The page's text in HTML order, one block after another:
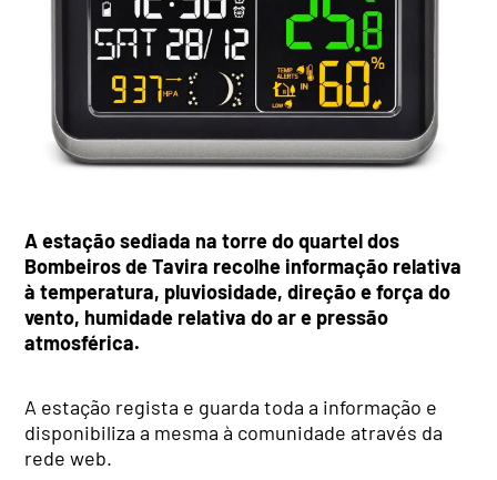
A estação sediada na torre do quartel dos
Bombeiros de Tavira recolhe informação relativa
à temperatura, pluviosidade, direção e força do
vento, humidade relativa do ar e pressão
atmosférica.
A estação regista e guarda toda a informação e
disponibiliza a mesma à comunidade através da
rede web.